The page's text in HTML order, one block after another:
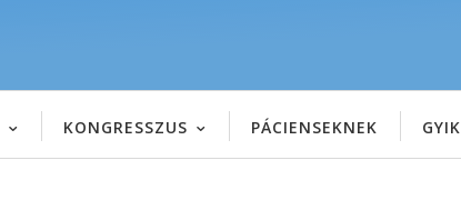
KONGRESSZUS PÁCIENSEKNEK GYIK